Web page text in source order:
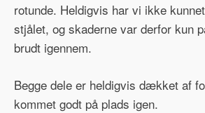
rotunde. Heldigvis har vi ikke
stjålet, og skaderne var derfor kun
brudt igennem.
Begge dele er heldigvis dækket af
kommet godt på plads igen.